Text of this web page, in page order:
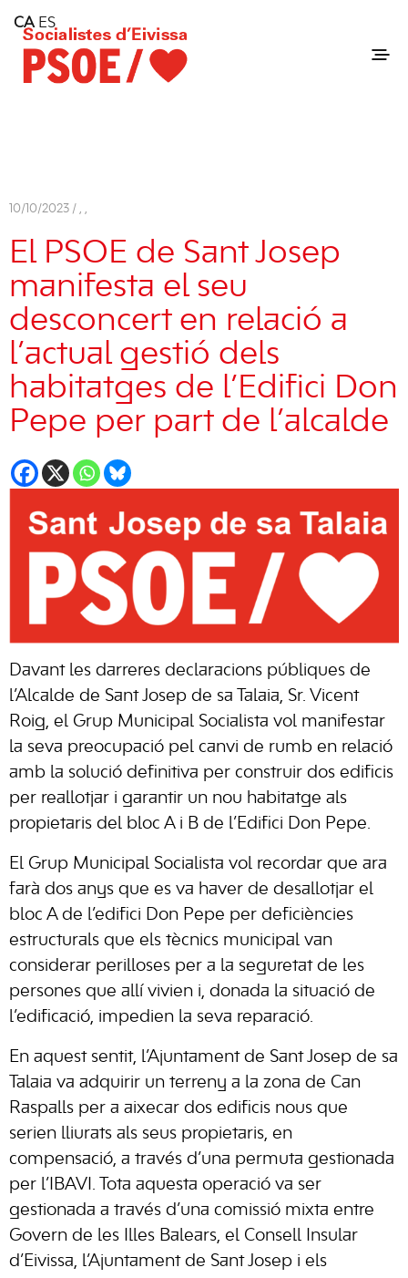
Consell Insular d'Eivissa
Services
Contact
10/10/2023 / , ,
El PSOE de Sant Josep
manifesta el seu
desconcert en relació a
l’actual gestió dels
habitatges de l’Edifici Don
Pepe per part de l’alcalde
Davant les darreres declaracions públiques de
l’Alcalde de Sant Josep de sa Talaia, Sr. Vicent
Roig, el Grup Municipal Socialista vol manifestar
la seva preocupació pel canvi de rumb en relació
amb la solució definitiva per construir dos edificis
per reallotjar i garantir un nou habitatge als
propietaris del bloc A i B de l’Edifici Don Pepe.
El Grup Municipal Socialista vol recordar que ara
farà dos anys que es va haver de desallotjar el
bloc A de l’edifici Don Pepe per deficiències
estructurals que els tècnics municipal van
considerar perilloses per a la seguretat de les
persones que allí vivien i, donada la situació de
l’edificació, impedien la seva reparació.
En aquest sentit, l’Ajuntament de Sant Josep de sa
Talaia va adquirir un terreny a la zona de Can
Raspalls per a aixecar dos edificis nous que
serien lliurats als seus propietaris, en
compensació, a través d’una permuta gestionada
per l’IBAVI. Tota aquesta operació va ser
gestionada a través d’una comissió mixta entre
Govern de les Illes Balears, el Consell Insular
d’Eivissa, l’Ajuntament de Sant Josep i els
CA ES